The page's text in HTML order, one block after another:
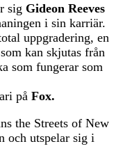
sig Gideon Reeves
i sin karriär.
uppgradering, en
kan skjutas från
som fungerar som
på Fox.
the Streets of New
och utspelar sig i